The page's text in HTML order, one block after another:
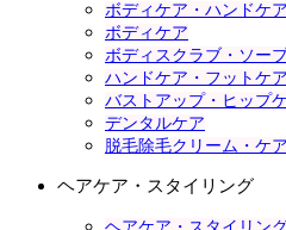
ボディケア・ハンドケ
ボディケア
ボディスクラブ・ソー
ハンドケア・フットケア
バストアップ・ヒップ
デンタルケア
脱毛除毛クリーム・ケア
ヘアケア・スタイリング